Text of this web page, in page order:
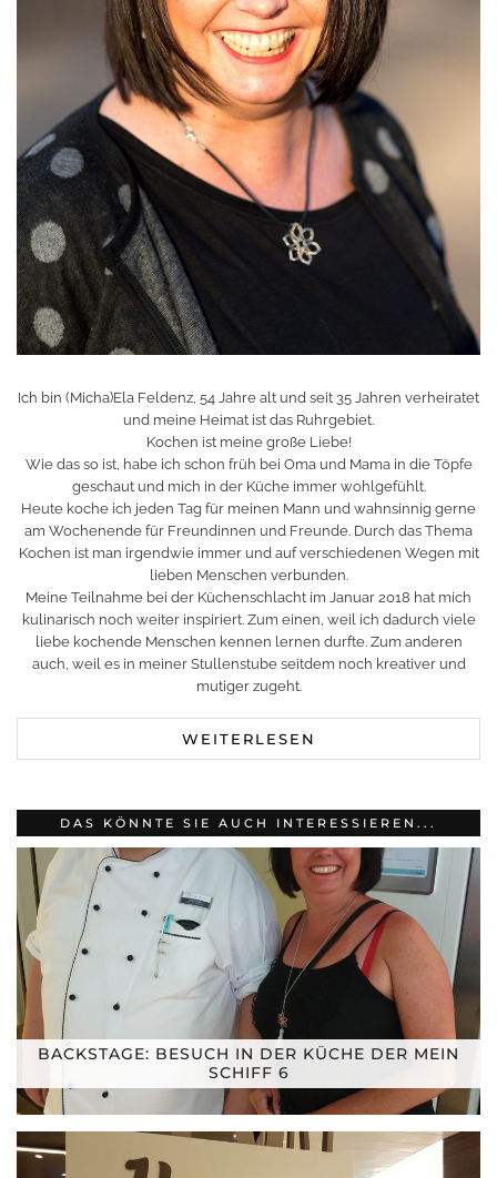
Ich bin (Micha)Ela Feldenz, 54 Jahre alt und seit 35 Jahren verheiratet
und meine Heimat ist das Ruhrgebiet.
Kochen ist meine große Liebe!
Wie das so ist, habe ich schon früh bei Oma und Mama in die Töpfe
geschaut und mich in der Küche immer wohlgefühlt.
Heute koche ich jeden Tag für meinen Mann und wahnsinnig gerne
am Wochenende für Freundinnen und Freunde. Durch das Thema
Kochen ist man irgendwie immer und auf verschiedenen Wegen mit
lieben Menschen verbunden.
Meine Teilnahme bei der Küchenschlacht im Januar 2018 hat mich
kulinarisch noch weiter inspiriert. Zum einen, weil ich dadurch viele
liebe kochende Menschen kennen lernen durfte. Zum anderen
auch, weil es in meiner Stullenstube seitdem noch kreativer und
mutiger zugeht.
WEITERLESEN
DAS KÖNNTE SIE AUCH INTERESSIEREN...
BACKSTAGE: BESUCH IN DER KÜCHE DER MEIN
SCHIFF 6